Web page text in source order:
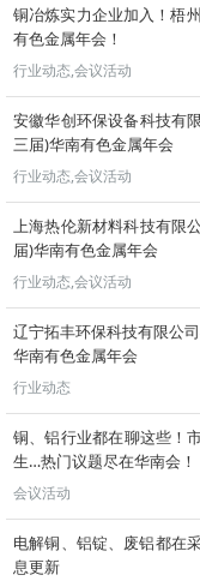
铜冶炼实力企业加入！梧
有色金属年会！
行业动态,会议活动
安徽华创环保设备科技有
三届)华南有色金属年会
行业动态,会议活动
上海热伦新材料科技有限
届)华南有色金属年会
行业动态,会议活动
辽宁拓丰环保科技有限公
华南有色金属年会
行业动态
铜、铝行业都在聊这些！
生…热门议题尽在华南会！
会议活动
电解铜、铝锭、废铝都在
息更新